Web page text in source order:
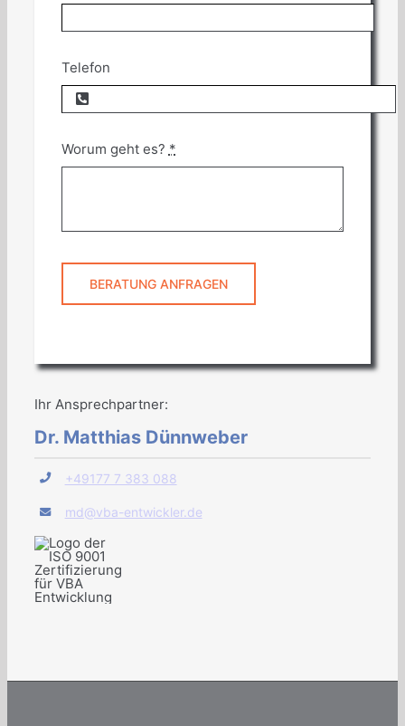
Ihr Ansprechpartner:
Dr. Matthias Dünnweber
+49177 7 383 088
md@vba-entwickler.de
Telefon
Worum geht es? *
BERATUNG ANFRAGEN